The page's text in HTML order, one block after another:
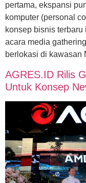
pertama, ekspansi
komputer (personal
konsep bisnis
acara media
berlokasi di kawasan
AGRES.ID Rilis
Untuk Konsep